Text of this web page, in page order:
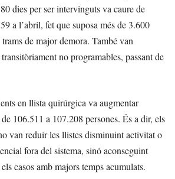
dies per ser intervinguts va caure de
a l’abril, fet que suposa més de 3.600
de major demora. També van
no programables, passant de
en llista quirúrgica va augmentar
106.511 a 107.208 persones. És a dir, els
van reduir les llistes disminuint activitat o
fora del sistema, sinó aconseguint
casos amb majors temps acumulats.